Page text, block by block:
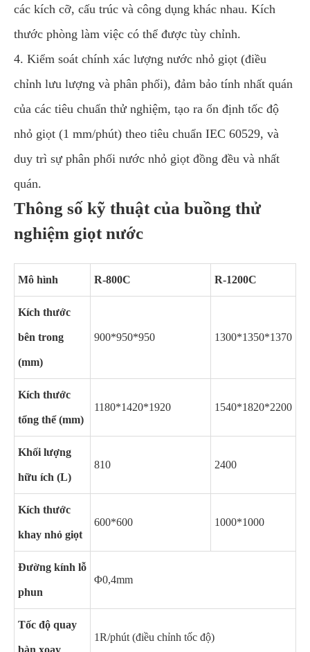
các kích cỡ, cấu trúc và công dụng khác nhau. Kích
thước phòng làm việc có thể được tùy chỉnh.
4. Kiểm soát chính xác lượng nước nhỏ giọt (điều
chỉnh lưu lượng và phân phối), đảm bảo tính nhất quán
của các tiêu chuẩn thử nghiệm, tạo ra ổn định tốc độ
nhỏ giọt (1 mm/phút) theo tiêu chuẩn IEC 60529, và
duy trì sự phân phối nước nhỏ giọt đồng đều và nhất
quán.
Thông số kỹ thuật của buồng thử
nghiệm giọt nước
Mô hình R-800C R-1200C
Kích thước
bên trong
(mm)
900*950*950 1300*1350*1370
Kích thước
tổng thể (mm)
1180*1420*1920 1540*1820*2200
Khối lượng
hữu ích (L)
810 2400
Kích thước
khay nhỏ giọt
600*600 1000*1000
Đường kính lỗ
phun
Φ0,4mm
Tốc độ quay
bàn xoay
1R/phút (điều chỉnh tốc độ)